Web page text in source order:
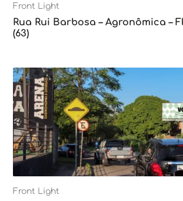
Front Light
Rua Rui Barbosa – Agronômica –
(63)
Front Light